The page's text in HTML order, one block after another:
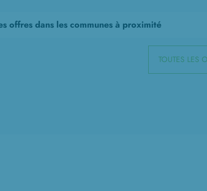
offres dans les communes à proximité
TOUTES LES